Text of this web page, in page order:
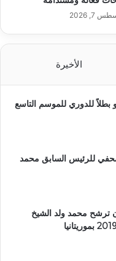
7, 2026
الأخيرة
بطلاً للدوري للموسم التاسع
للرئيس السابق محمد
ترشح محمد ولد الشيخ